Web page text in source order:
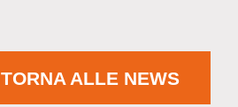
TORNA ALLE NEWS